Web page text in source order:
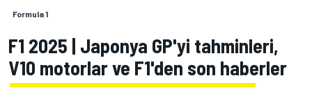
Formula 1
F1 2025 | Japonya GP'yi tahminleri,
V10 motorlar ve F1'den son haberler